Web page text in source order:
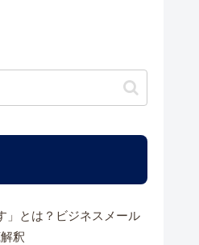
」とは？ビジネスメール
釈